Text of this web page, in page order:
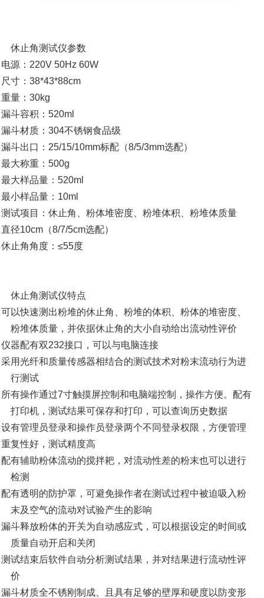
休止角测试仪参数
源：220V 50Hz 60W
寸：38*43*88cm
量：30kg
斗容积：520ml
斗材质：304不锈钢食品级
斗出口：25/15/10mm标配（8/5/3mm选配）
大称重：500g
大样品量：520ml
小样品量：10ml
试项目：休止角、粉体堆密度、粉堆体积、粉堆体质量
径10cm（8/7/5cm选配）
止角角度：≤55度
休止角测试仪特点
以快速测出粉堆的休止角、粉堆的体积、粉体的堆密度、
粉堆体质量，并依据休止角的大小自动给出流动性评价
器配有双232接口，可以与电脑连接
用光纤和质量传感器相结合的测试技术对粉末流动行为进
行测试
有操作通过7寸触摸屏控制和电脑端控制，操作方便。配有
打印机，测试结果可保存和打印，可以查询历史数据
有管理员登录和操作员登录两个不同登录权限，方便管理
复性好，测试精度高
有辅助粉体流动的搅拌耙，对流动性差的粉末也可以进行
检测
有透明的防护罩，可避免操作者在测试过程中被迫吸入粉
末及空气的流动对试验产生的影响
斗释放粉体的开关为自动感应式，可以根据设定的时间或
质量自动开启和关闭
试结束后软件自动分析测试结果，并对结果进行流动性评
价
斗材质全不锈刚制成、且具有足够的壁厚和硬度以防变形